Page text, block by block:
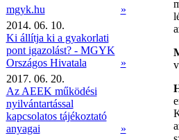
mgyk.hu
»
2014. 06. 10.
Ki állítja ki a gyakorlati
pont igazolást? - MGYK
Országos Hivatala
»
2017. 06. 20.
Az AEEK működési
nyilvántartással
kapcsolatos tájékoztató
anyagai
»